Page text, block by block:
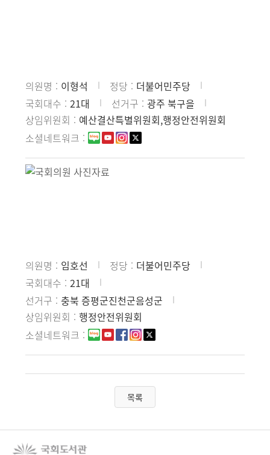
의원명 이형석 정당
더불어민주당
국회대수
21대 선거구
광주 북구을
상임위원회
예산결산특별위원회,행정안전위원회
소셜네트워크
의원명 임호선 정당
더불어민주당
국회대수
21대
선거구
충북 증평군진천군음성군
상임위원회
행정안전위원회
소셜네트워크
목록